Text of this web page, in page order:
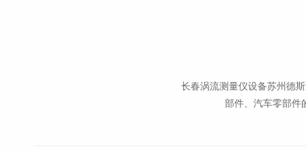
长春涡流测量仪设备苏州德
部件、汽车零部件